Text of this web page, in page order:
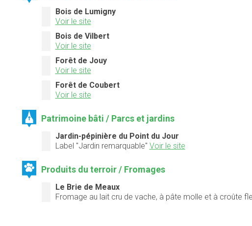
Bois de Lumigny
Voir le site
Bois de Vilbert
Voir le site
Forêt de Jouy
Voir le site
Forêt de Coubert
Voir le site
Patrimoine bâti / Parcs et jardins
Jardin-pépinière du Point du Jour
Label "Jardin remarquable" Voir le site
Produits du terroir / Fromages
Le Brie de Meaux
Fromage au lait cru de vache, à pâte molle et à croûte